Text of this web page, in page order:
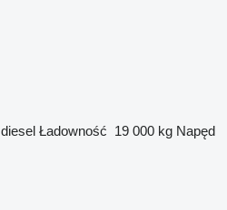
diesel Ładowność 19 000 kg Napęd